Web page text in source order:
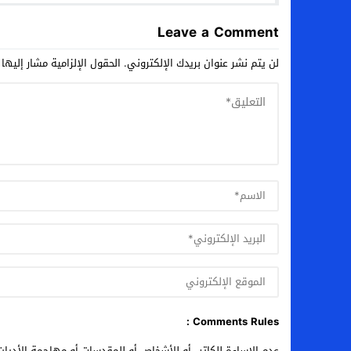
Leave a Comment
لن يتم نشر عنوان بريدك الإلكتروني. الحقول الإلزامية مشار إليها
Comments Rules :